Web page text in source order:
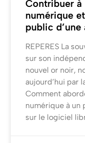
Contribuer
numérique
public
REPERES La
sur son
nouvel or noir,
aujourd’hui par
Comment
numérique à un
sur le logiciel